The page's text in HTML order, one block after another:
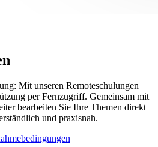
Mit unseren Remoteschulungen
per Fernzugriff. Gemeinsam mit
bearbeiten Sie Ihre Themen direkt
und praxisnah.